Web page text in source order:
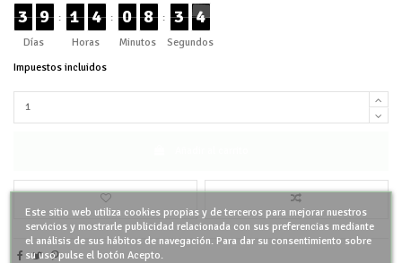
3 9
Días
: 1 4
Horas
: 0 8
Minutos
: 3 3
Segundos
Impuestos incluidos
Este sitio web utiliza cookies propias y de terceros para mejorar nuestros
servicios y mostrarle publicidad relacionada con sus preferencias mediante
el análisis de sus hábitos de navegación. Para dar su consentimiento sobre
su uso pulse el botón Acepto.